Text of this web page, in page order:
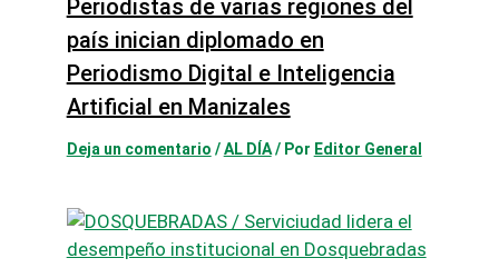
Periodistas de varias regiones del
país inician diplomado en
Periodismo Digital e Inteligencia
Artificial en Manizales
Deja un comentario /AL DÍA/ Por Editor General